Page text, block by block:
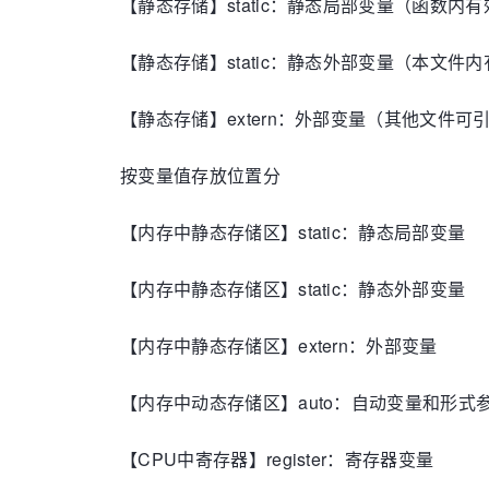
【静态存储】static：静态外部变量（本文件内
【静态存储】extern：外部变量（其他文件可引
按变量值存放位置分
【内存中静态存储区】static：静态局部变量
【内存中静态存储区】static：静态外部变量
【内存中静态存储区】extern：外部变量
【内存中动态存储区】auto：自动变量和形式
【CPU中寄存器】register：寄存器变量